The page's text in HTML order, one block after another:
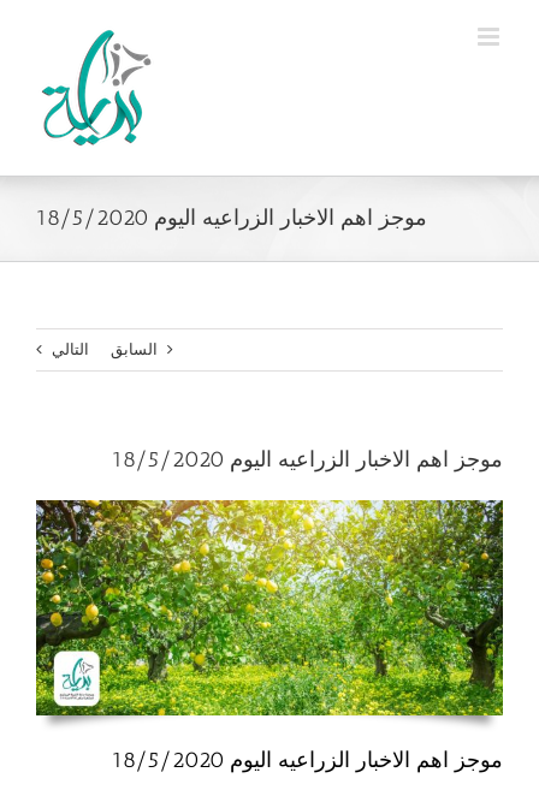
موجز اهم الاخبار الزراعيه اليوم 18/5/2020
السابق التالي
موجز اهم الاخبار الزراعيه اليوم 18/5/2020
موجز اهم الاخبار الزراعيه اليوم 18/5/2020